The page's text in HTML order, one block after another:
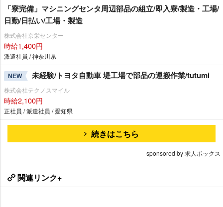
「寮完備」マシニングセンタ周辺部品の組立/即入寮/製造・工場/
日勤/日払い/工場・製造
株式会社京栄センター
時給1,400円
派遣社員 / 神奈川県
NEW 未経験/トヨタ自動車 堤工場で部品の運搬作業/tutumi
株式会社テクノスマイル
時給2,100円
正社員 / 派遣社員 / 愛知県
続きはこちら
sponsored by 求人ボックス
関連リンク+